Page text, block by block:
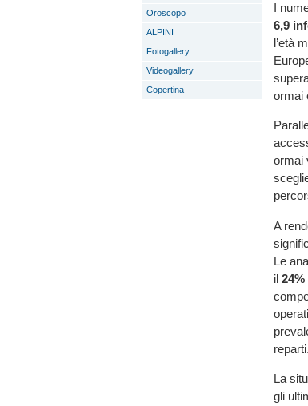
Oroscopo
ALPINI
Fotogallery
Videogallery
Copertina
I
6,9
l’età
ormai
ormai
A
Le
il 24%
reparti.
La
gli